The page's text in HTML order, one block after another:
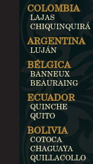
COLOMBIA
LAJAS
CHIQUINQUIRÁ
ARGENTINA
LUJÁN
BÉLGICA
BANNEUX
BEAURAING
ECUADOR
QUINCHE
QUITO
BOLIVIA
COTOCA
CHAGUAYA
QUILLACOLLO